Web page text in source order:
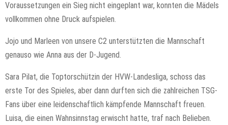
Voraussetzungen ein Sieg nicht eingeplant war, konnten die Mädels
vollkommen ohne Druck aufspielen.
Jojo und Marleen von unsere C2 unterstützten die Mannschaft
genauso wie Anna aus der D-Jugend.
Sara Pilat, die Toptorschützin der HVW-Landesliga, schoss das
erste Tor des Spieles, aber dann durften sich die zahlreichen TSG-
Fans über eine leidenschaftlich kämpfende Mannschaft freuen.
Luisa, die einen Wahnsinnstag erwischt hatte, traf nach Belieben.